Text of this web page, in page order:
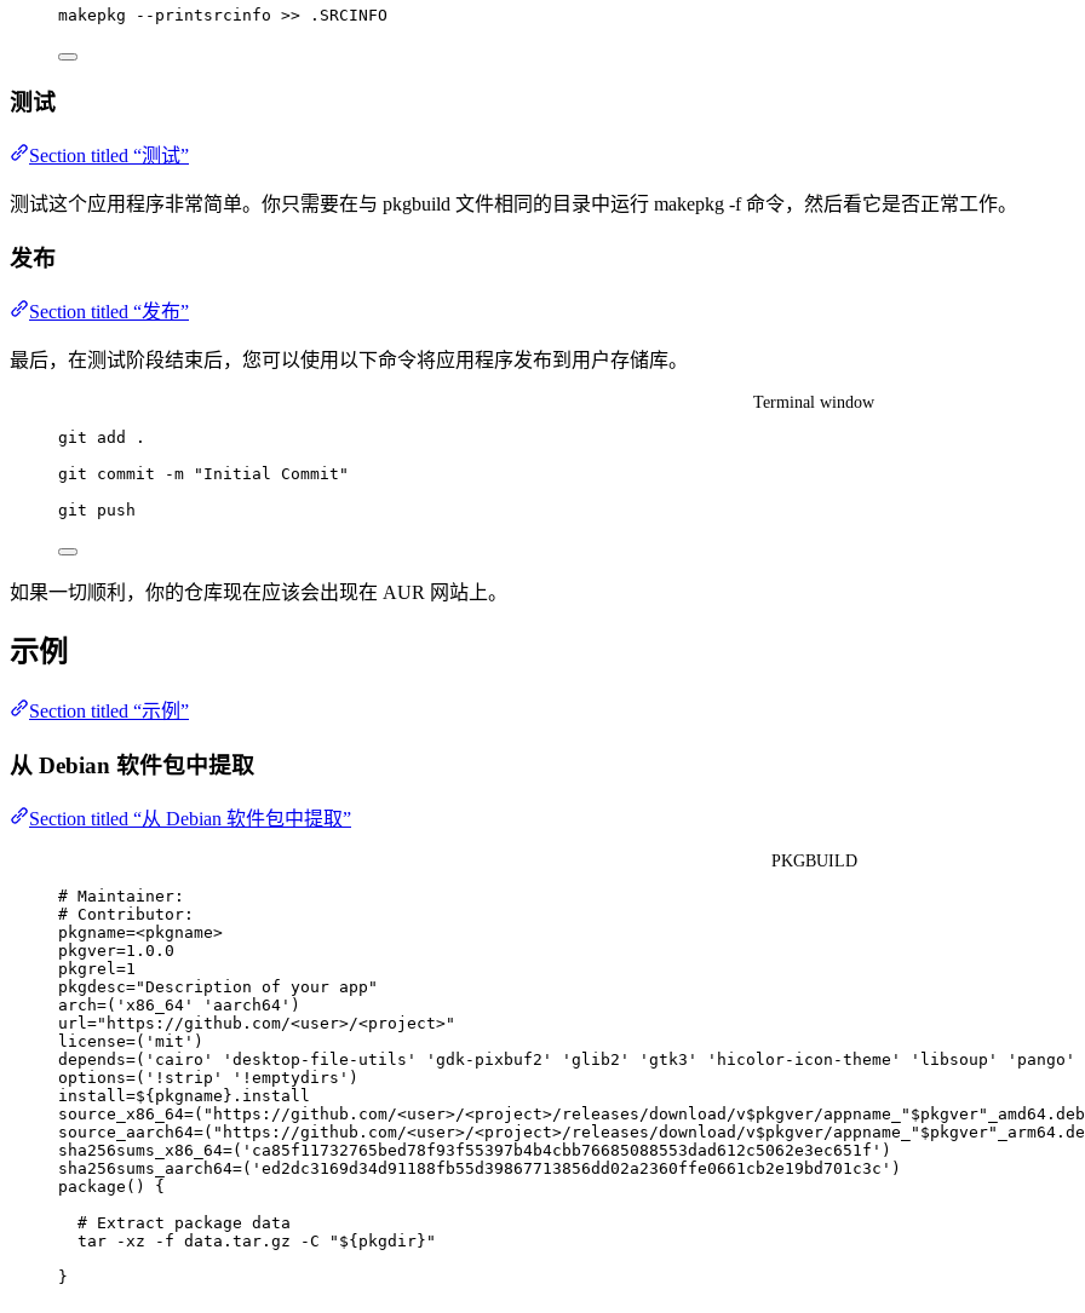
makepkg --printsrcinfo >> .SRCINFO
测试
Section titled “测试”
测试这个应用程序非常简单。你只需要在与 pkgbuild 文件相同的目录中运行 makepkg -f 命令，然后看它是否正常工作。
发布
Section titled “发布”
最后，在测试阶段结束后，您可以使用以下命令将应用程序发布到用户存储库。
Terminal window
git add
.
git
commit -m " Initial Commit "
git
push
如果一切顺利，你的仓库现在应该会出现在 AUR 网站上。
示例
Section titled “示例”
从 Debian 软件包中提取
Section titled “从 Debian 软件包中提取”
PKGBUILD
# Maintainer:
# Contributor:
pkgname=<pkgname>
pkgver=1.0.0
pkgrel =1
pkgdesc="Description of your app "
arch=( ' x86_64 ' ' aarch64 ' )
url =" https://github.com/<user>/<project>"
license=( ' mit ' )
depends=( ' cairo ' ' desktop-file-utils ' ' gdk-pixbuf2 ' ' glib2 ' ' gtk3 ' ' hicolor-icon-theme ' ' libsoup ' ' pango '
options=( ' !strip ' ' !emptydirs ' )
install =${pkgname}.install
source_x86_64=( " https://github.com/<user>/<project>/releases/download/v$pkgver/appname_ " $pkgver"
_amd64.deb
source_aarch64=( " https://github.com/<user>/<project>/releases/download/v$pkgver/appname_ " $pkgver"
sha256sums_x86_64=( ' ca85f11732765bed78f93f55397b4b4cbb76685088553dad612c5062e3ec651f ' )
sha256sums_aarch64=( ' ed2dc3169d34d91188fb55d39867713856dd02a2360ffe0661cb2e19bd701c3c ' )
package() {
# Extract package data
tar -xz -f data.tar.gz -C
" ${pkgdir} "
}